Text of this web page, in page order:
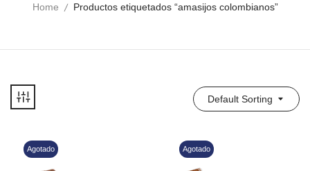
Home Productos etiquetados “amasijos colombianos”
Default Sorting
Agotado Agotado